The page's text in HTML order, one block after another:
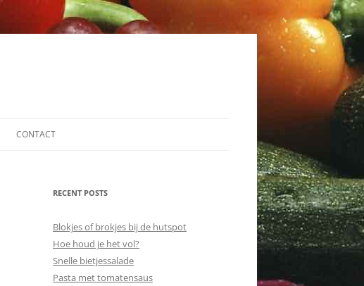
CONTACT
RECENT POSTS
Blokjes of brokjes bij de hutspot
Hoe houd je het vol?
Snelle bietjessalade
Pasta met tomatensaus